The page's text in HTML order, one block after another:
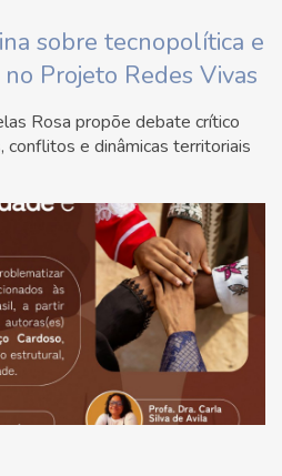
sobre tecnopolítica e
Projeto Redes Vivas
Rosa propõe debate crítico
e dinâmicas territoriais